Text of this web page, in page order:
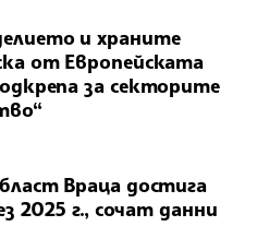
и храните
от Европейската
за секторите
Враца достига
2025 г., сочат данни